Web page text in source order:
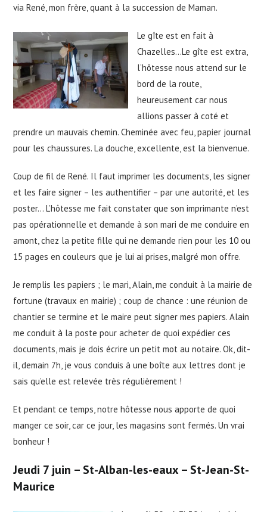
via René, mon frère, quant à la succession de Maman.
Le gîte est en fait à
Chazelles…Le gîte est extra,
l’hôtesse nous attend sur le
bord de la route,
heureusement car nous
allions passer à coté et
prendre un mauvais chemin. Cheminée avec feu, papier journal
pour les chaussures. La douche, excellente, est la bienvenue.
Coup de fil de René. Il faut imprimer les documents, les signer
et les faire signer – les authentifier – par une autorité, et les
poster… L’hôtesse me fait constater que son imprimante n’est
pas opérationnelle et demande à son mari de me conduire en
amont, chez la petite fille qui ne demande rien pour les 10 ou
15 pages en couleurs que je lui ai prises, malgré mon offre.
Je remplis les papiers ; le mari, Alain, me conduit à la mairie de
fortune (travaux en mairie) ; coup de chance : une réunion de
chantier se termine et le maire peut signer mes papiers. Alain
me conduit à la poste pour acheter de quoi expédier ces
documents, mais je dois écrire un petit mot au notaire. Ok, dit-
il, demain 7h, je vous conduis à une boîte aux lettres dont je
sais qu’elle est relevée très régulièrement !
Et pendant ce temps, notre hôtesse nous apporte de quoi
manger ce soir, car ce jour, les magasins sont fermés. Un vrai
bonheur !
Jeudi 7 juin – St-Alban-les-eaux – St-Jean-St-
Maurice